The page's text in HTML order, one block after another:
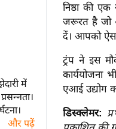
में
और पढ़ें
निष्ठा की एक
जरूरत है जो
दें। आपको ऐसा
ट्रंप ने इस
कार्ययोजना
एआई उद्योग
डिस्क्लेमर: